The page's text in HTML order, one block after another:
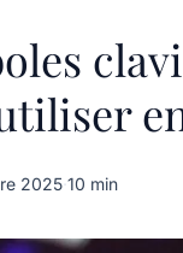
2025·10 min